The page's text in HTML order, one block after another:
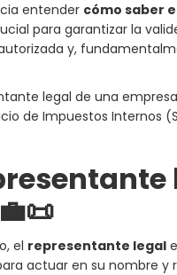
entender cómo saber
para garantizar la
y,
legal de una
de Impuestos Internos
el representante legal
actuar en su nombre y